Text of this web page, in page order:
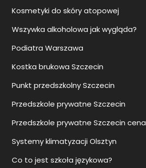
Kosmetyki do skóry atopowej
Wszywka alkoholowa jak wygląda?
Podiatra Warszawa
Kostka brukowa Szczecin
Punkt przedszkolny Szczecin
Przedszkole prywatne Szczecin
Przedszkole prywatne Szczecin cena
Systemy klimatyzacji Olsztyn
Co to jest szkoła językowa?